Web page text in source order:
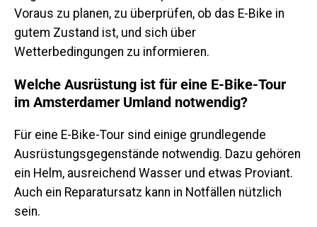
Voraus zu planen, zu überprüfen, ob das E-Bike in
gutem Zustand ist, und sich über
Wetterbedingungen zu informieren.
Welche Ausrüstung ist für eine E-Bike-Tour
im Amsterdamer Umland notwendig?
Für eine E-Bike-Tour sind einige grundlegende
Ausrüstungsgegenstände notwendig. Dazu gehören
ein Helm, ausreichend Wasser und etwas Proviant.
Auch ein Reparatursatz kann in Notfällen nützlich
sein.